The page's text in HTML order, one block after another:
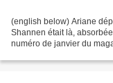
(english below) Ariane
Shannen était là,
numéro de janvier du